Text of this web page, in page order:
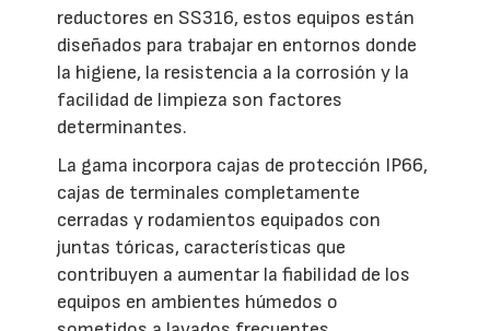
reductores en SS316, estos equipos están
diseñados para trabajar en entornos donde
la higiene, la resistencia a la corrosión y la
facilidad de limpieza son factores
determinantes.
La gama incorpora cajas de protección IP66,
cajas de terminales completamente
cerradas y rodamientos equipados con
juntas tóricas, características que
contribuyen a aumentar la fiabilidad de los
equipos en ambientes húmedos o